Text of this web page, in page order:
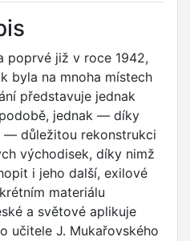
poprvé již v roce 1942,
byla na mnoha místech
představuje jednak
jednak — díky
— důležitou rekonstrukci
východisek, díky nimž
i jeho další, exilové
materiálu
a světové aplikuje
učitele J. Mukařovského